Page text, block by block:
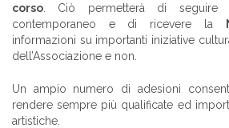
corso . Ciò permetterà di seguire
contemporaneo e di ricevere la
informazioni su importanti iniziative
dell’Associazione e non.
Un ampio numero di adesioni
rendere sempre più qualificate ed
artistiche.